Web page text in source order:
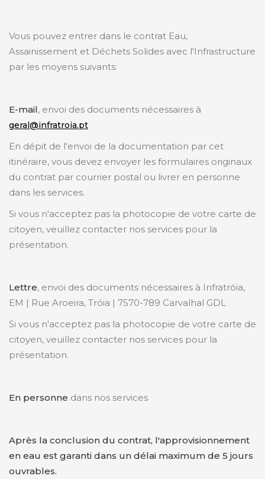
Vous pouvez entrer dans le contrat Eau,
Assainissement et Déchets Solides avec l'Infrastructure
par les moyens suivants:
E-mail, envoi des documents nécessaires à
geral@infratroia.pt
En dépit de l'envoi de la documentation par cet
itinéraire, vous devez envoyer les formulaires originaux
du contrat par courrier postal ou livrer en personne
dans les services.
Si vous n'acceptez pas la photocopie de votre carte de
citoyen, veuillez contacter nos services pour la
présentation.
Lettre, envoi des documents nécessaires à Infratróia,
EM | Rue Aroeira, Tróia | 7570-789 Carvalhal GDL
Si vous n'acceptez pas la photocopie de votre carte de
citoyen, veuillez contacter nos services pour la
présentation.
En personne dans nos services
Après la conclusion du contrat, l'approvisionnement
en eau est garanti dans un délai maximum de 5 jours
ouvrables.